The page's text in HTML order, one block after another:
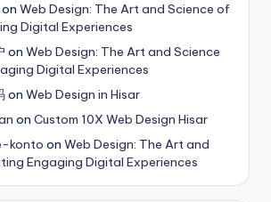
on Web Design: The Art and Science of
Digital Experiences
on Web Design: The Art and Science
Digital Experiences
on Web Design in Hisar
on Custom 10X Web Design Hisar
konto on Web Design: The Art and
Engaging Digital Experiences